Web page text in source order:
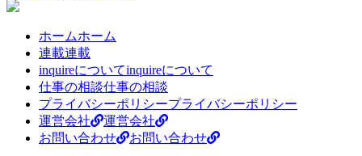
ホームホーム
連載連載
inquireについてinquireについて
仕事の相談仕事の相談
プライバシーポリシープライバシーポリシー
運営会社
運営会社
お問い合わせ
お問い合わせ